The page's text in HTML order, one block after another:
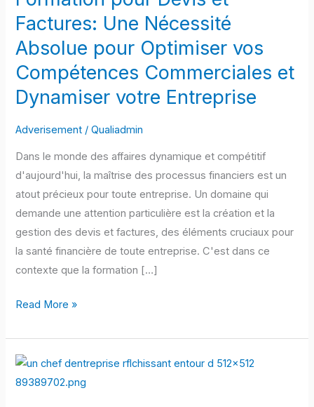
Factures: Une Nécessité
Absolue pour Optimiser vos
Compétences Commerciales et
Dynamiser votre Entreprise
Adverisement /Qualiadmin
Dans le monde des affaires dynamique et compétitif
d'aujourd'hui, la maîtrise des processus financiers est un
atout précieux pour toute entreprise. Un domaine qui
demande une attention particulière est la création et la
gestion des devis et factures, des éléments cruciaux pour
la santé financière de toute entreprise. C'est dans ce
contexte que la formation […]
Factures:
Nécessité
Absolue
pour
Optimiser
vos
Compétences
Commerciales
et
Dynamiser
votre
Entreprise
Read More »
Optimisation
de